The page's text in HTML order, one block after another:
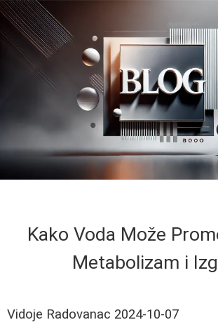
Kako Voda Može
Metabolizam i
Vidoje Radovanac 2024-10-07